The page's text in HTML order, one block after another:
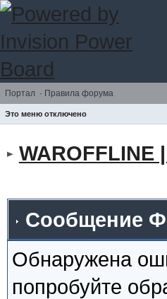
Портал · Правила форума
Это меню отключено
WAROFFLINE
Сообщение
Обнаружена
попробуйте